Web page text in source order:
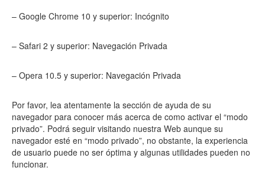
– Google Chrome 10 y superior: Incógnito
– Safari 2 y superior: Navegación Privada
– Opera 10.5 y superior: Navegación Privada
Por favor, lea atentamente la sección de ayuda de su
navegador para conocer más acerca de como activar el “modo
privado”. Podrá seguir visitando nuestra Web aunque su
navegador esté en “modo privado”, no obstante, la experiencia
de usuario puede no ser óptima y algunas utilidades pueden no
funcionar.